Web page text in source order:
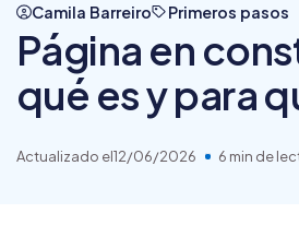
Camila Barreiro Primeros pasos
Página en
qué es y para
Actualizado el12/06/2026 6 min de